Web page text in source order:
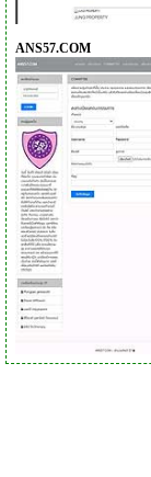
ANS57.COM